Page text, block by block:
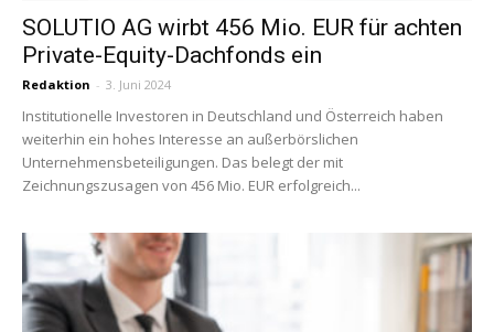
SOLUTIO AG wirbt 456 Mio. EUR für achten
Private-Equity-Dachfonds ein
Redaktion - 3. Juni 2024
Institutionelle Investoren in Deutschland und Österreich haben
weiterhin ein hohes Interesse an außerbörslichen
Unternehmensbeteiligungen. Das belegt der mit
Zeichnungszusagen von 456 Mio. EUR erfolgreich...